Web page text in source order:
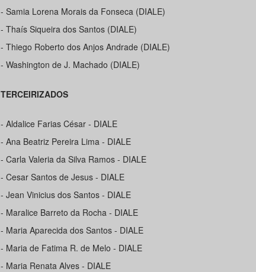
- Samia Lorena Morais da Fonseca (DIALE)
- Thaís Siqueira dos Santos (DIALE)
- Thiego Roberto dos Anjos Andrade (DIALE)
- Washington de J. Machado (DIALE)
TERCEIRIZADOS
- Aldalice Farias César - DIALE
- Ana Beatriz Pereira Lima - DIALE
- Carla Valeria da Silva Ramos - DIALE
- Cesar Santos de Jesus - DIALE
- Jean Vinicius dos Santos - DIALE
- Maralice Barreto da Rocha - DIALE
- Maria Aparecida dos Santos - DIALE
- Maria de Fatima R. de Melo - DIALE
- Maria Renata Alves - DIALE